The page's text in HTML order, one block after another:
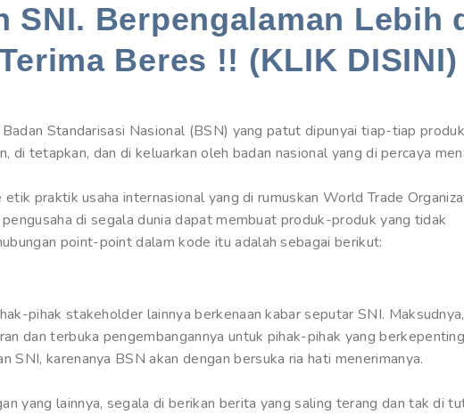
SNI. Berpengalaman Lebih
Beres !! (KLIK DISINI)
Standarisasi Nasional (BSN) yang patut dipunyai tiap-tiap
di tetapkan, dan di keluarkan oleh badan nasional yang di percaya
praktik usaha internasional yang di rumuskan World Trade
di segala dunia dapat membuat produk-produk yang tidak
point-point dalam kode itu adalah sebagai berikut:
pihak stakeholder lainnya berkenaan kabar seputar SNI.
dan terbuka pengembangannya untuk pihak-pihak yang
SNI, karenanya BSN akan dengan bersuka ria hati menerimanya.
yang lainnya, segala di berikan berita yang saling terang dan tak di